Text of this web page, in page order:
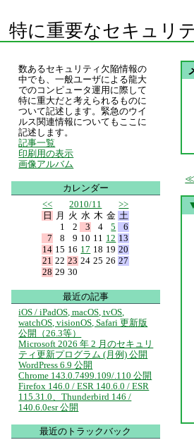
特に重要なセキュリ
数あるセキュリティ欠陥情報の
中でも、一般ユーザによる龍大
でのコンピュータ運用に際して
特に重大だと考えられるものに
ついて記述します。緊急のウイ
ルス関連情報についてもここに
記述します。
記事一覧
印刷用の表示
画像アルバム
カレンダー
<<
2010/11
>>
日
月 火 水 木 金 土
1
2 3 4 5
6
7
8 9 10 11 12 13
14 15 16 17 18 19 20
21 22 23 24 25 26 27
28 29 30
最近の記事
iOS / iPadOS, macOS, tvOS,
watchOS, visionOS, Safari 更新版
公開（26.3等）
Microsoft 2026 年 2 月のセキュリ
ティ更新プログラム (月例) 公開
WordPress 6.9 公開
Chrome 143.0.7499.109/.110 公開
Firefox 146.0 / ESR 140.6.0 / ESR
115.31.0、Thunderbird 146 /
140.6.0esr 公開
最近のトラックバック